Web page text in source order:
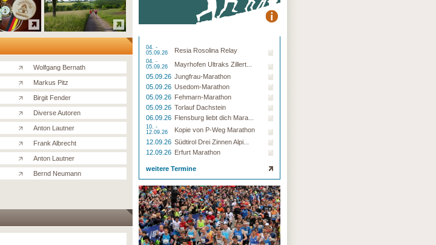
Wolfgang Bernath
Markus Pitz
Birgit Fender
Diverse Autoren
Anton Lautner
Frank Albrecht
Anton Lautner
Bernd Neumann
04. -
05.09.26
Resia Rosolina Relay
04. -
05.09.26
Mayrhofen Ultraks Zillert...
05.09.26 Jungfrau-Marathon
05.09.26 Usedom-Marathon
05.09.26 Fehmarn-Marathon
05.09.26 Torlauf Dachstein
06.09.26 Flensburg liebt dich Mara...
10. -
12.09.26
Kopie von P-Weg Marathon
12.09.26 Südtirol Drei Zinnen Alpi...
12.09.26 Erfurt Marathon
weitere Termine